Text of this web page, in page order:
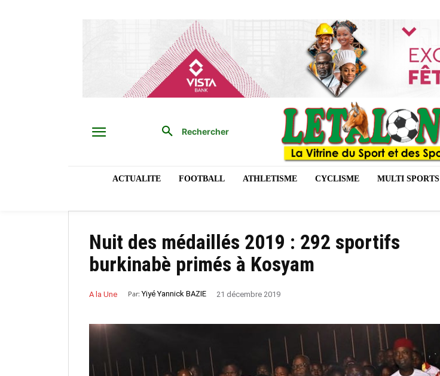
Rechercher
ACTUALITE FOOTBALL ATHLETISME CYCLISME MULTI SPORTS
Nuit des médaillés 2019 : 292 sportifs
burkinabè primés à Kosyam
A la Une Par: Yiyé Yannick BAZIE 21 décembre 2019